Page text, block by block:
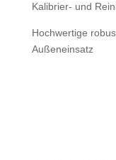
Kalibrier- und
Hochwertige
Außeneinsatz